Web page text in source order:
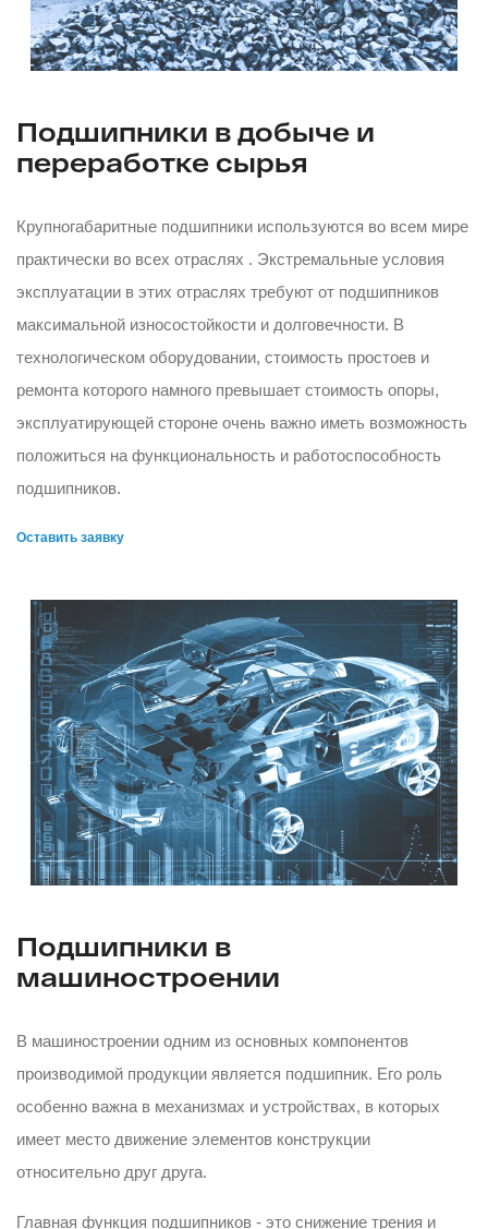
Подшипники в добыче и
переработке сырья
Крупногабаритные подшипники используются во всем мире
практически во всех отраслях . Экстремальные условия
эксплуатации в этих отраслях требуют от подшипников
максимальной износостойкости и долговечности. В
технологическом оборудовании, стоимость простоев и
ремонта которого намного превышает стоимость опоры,
эксплуатирующей стороне очень важно иметь возможность
положиться на функциональность и работоспособность
подшипников.
Оставить заявку
Подшипники в
машиностроении
В машиностроении одним из основных компонентов
производимой продукции является подшипник. Его роль
особенно важна в механизмах и устройствах, в которых
имеет место движение элементов конструкции
относительно друг друга.
Главная функция подшипников - это снижение трения и